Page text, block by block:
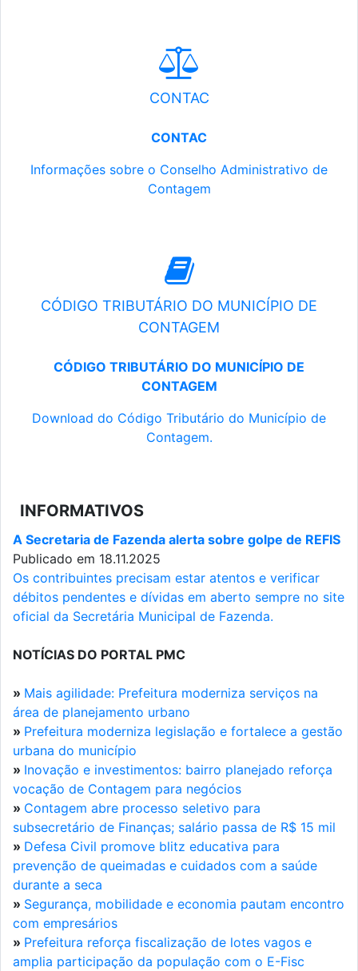
CONTAC
CONTAC
Informações sobre o Conselho Administrativo de
Contagem
CÓDIGO TRIBUTÁRIO DO MUNICÍPIO DE
CONTAGEM
CÓDIGO TRIBUTÁRIO DO MUNICÍPIO DE
CONTAGEM
Download do Código Tributário do Município de
Contagem.
INFORMATIVOS
A Secretaria de Fazenda alerta sobre golpe de REFIS
Publicado em 18.11.2025
Os contribuintes precisam estar atentos e verificar
débitos pendentes e dívidas em aberto sempre no site
oficial da Secretária Municipal de Fazenda.
NOTÍCIAS DO PORTAL PMC
» Mais agilidade: Prefeitura moderniza serviços na
área de planejamento urbano
» Prefeitura moderniza legislação e fortalece a gestão
urbana do município
» Inovação e investimentos: bairro planejado reforça
vocação de Contagem para negócios
» Contagem abre processo seletivo para
subsecretário de Finanças; salário passa de R$ 15 mil
» Defesa Civil promove blitz educativa para
prevenção de queimadas e cuidados com a saúde
durante a seca
» Segurança, mobilidade e economia pautam encontro
com empresários
» Prefeitura reforça fiscalização de lotes vagos e
amplia participação da população com o E-Fisc